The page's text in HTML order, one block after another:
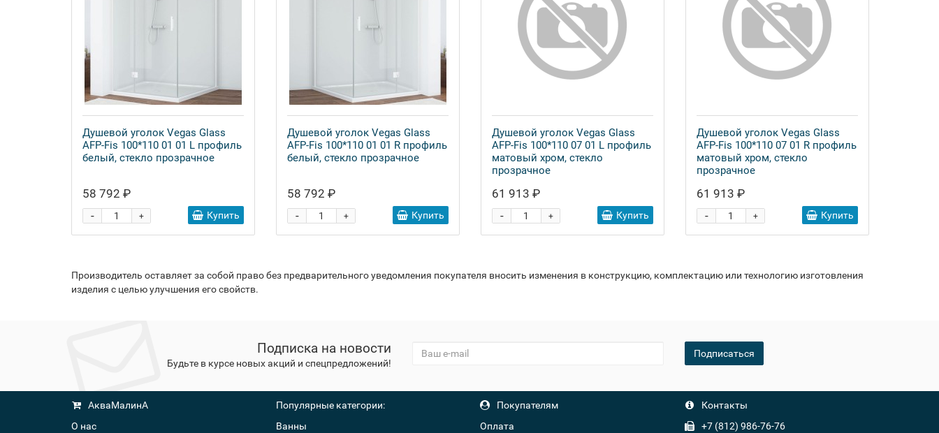
Душевой уголок Vegas Glass
AFP-Fis 100*110 01 01 L профиль
белый, стекло прозрачное
58 792 ₽
+
- Купить
Душевой уголок Vegas Glass
AFP-Fis 100*110 01 01 R профиль
белый, стекло прозрачное
58 792 ₽
+
- Купить
Душевой уголок Vegas Glass
AFP-Fis 100*110 07 01 L профиль
матовый хром, стекло
прозрачное
61 913 ₽
+
- Купить
Душевой уголок Vegas Glass
AFP-Fis 100*110 07 01 R профиль
матовый хром, стекло
прозрачное
61 913 ₽
+
- Купить
Производитель оставляет за собой право без предварительного уведомления покупателя вносить изменения в конструкцию, комплектацию или технологию изготовления
изделия с целью улучшения его свойств.
Подписка на новости
Будьте в курсе новых акций и спецпредложений!
Подписаться
АкваМалинА
О нас
Популярные категории:
Ванны
Покупателям
Оплата
Контакты
+7 (812) 986-76-76